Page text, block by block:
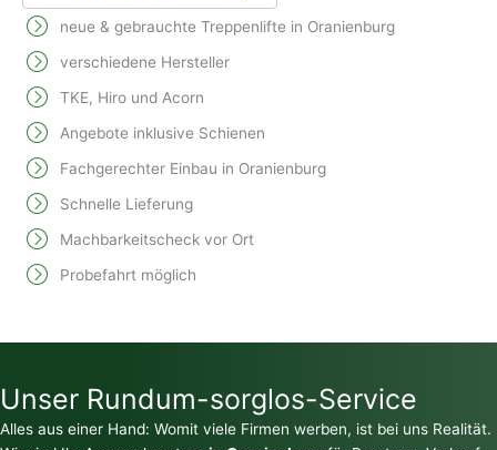
neue & gebrauchte Treppenlifte in Oranienburg
verschiedene Hersteller
TKE, Hiro und Acorn
Angebote inklusive Schienen
Fachgerechter Einbau in Oranienburg
Schnelle Lieferung
Machbarkeitscheck vor Ort
Probefahrt möglich
Unser Rundum-sorglos-Service
Alles aus einer Hand: Womit viele Firmen werben, ist bei uns Realität.